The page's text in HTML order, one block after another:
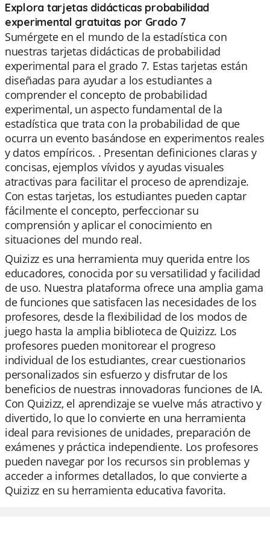
Explora tarjetas didácticas probabilidad
experimental gratuitas por Grado 7
Sumérgete en el mundo de la estadística con
nuestras tarjetas didácticas de probabilidad
experimental para el grado 7. Estas tarjetas están
diseñadas para ayudar a los estudiantes a
comprender el concepto de probabilidad
experimental, un aspecto fundamental de la
estadística que trata con la probabilidad de que
ocurra un evento basándose en experimentos reales
y datos empíricos. . Presentan definiciones claras y
concisas, ejemplos vívidos y ayudas visuales
atractivas para facilitar el proceso de aprendizaje.
Con estas tarjetas, los estudiantes pueden captar
fácilmente el concepto, perfeccionar su
comprensión y aplicar el conocimiento en
situaciones del mundo real.
Quizizz es una herramienta muy querida entre los
educadores, conocida por su versatilidad y facilidad
de uso. Nuestra plataforma ofrece una amplia gama
de funciones que satisfacen las necesidades de los
profesores, desde la flexibilidad de los modos de
juego hasta la amplia biblioteca de Quizizz. Los
profesores pueden monitorear el progreso
individual de los estudiantes, crear cuestionarios
personalizados sin esfuerzo y disfrutar de los
beneficios de nuestras innovadoras funciones de IA.
Con Quizizz, el aprendizaje se vuelve más atractivo y
divertido, lo que lo convierte en una herramienta
ideal para revisiones de unidades, preparación de
exámenes y práctica independiente. Los profesores
pueden navegar por los recursos sin problemas y
acceder a informes detallados, lo que convierte a
Quizizz en su herramienta educativa favorita.